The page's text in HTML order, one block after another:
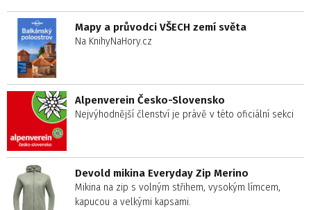
Mapy a průvodci VŠECH zemí světa
Na KnihyNaHory.cz
Alpenverein Česko-Slovensko
Nejvýhodnější členství je právě v této oficiální sekci
Devold mikina Everyday Zip Merino
Mikina na zip s volným střihem, vysokým límcem,
kapucou a velkými kapsami.